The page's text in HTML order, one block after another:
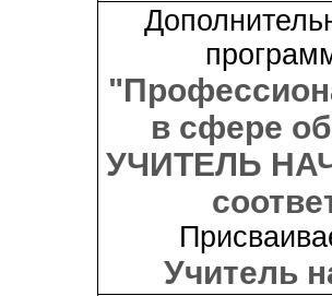
в сфере
УЧИТЕЛЬ
Учитель